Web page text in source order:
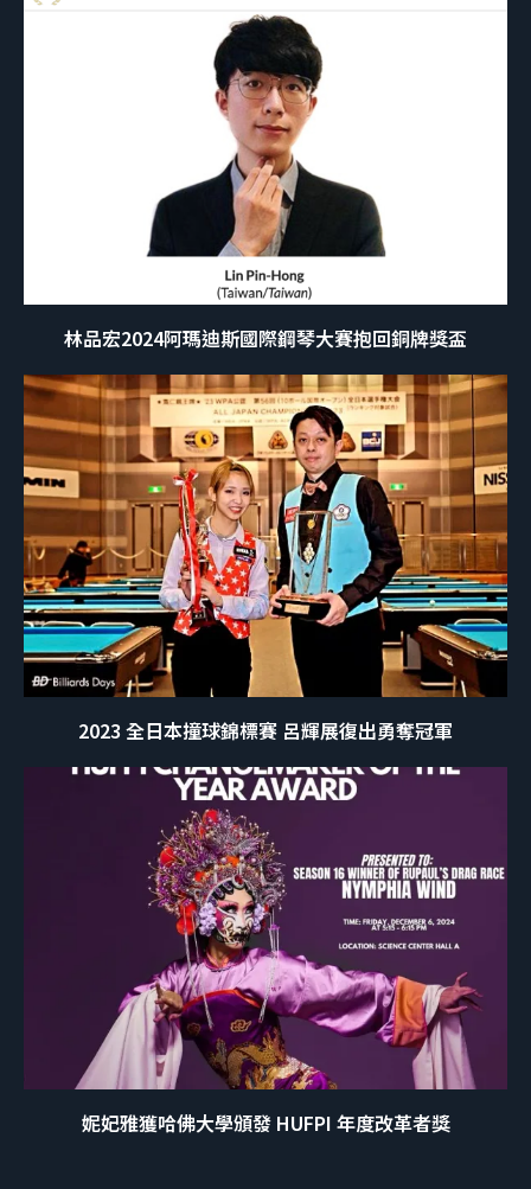
林品宏2024阿瑪迪斯國際鋼琴大賽抱回銅牌獎盃
2023 全日本撞球錦標賽 呂輝展復出勇奪冠軍
妮妃雅獲哈佛大學頒發 HUFPI 年度改革者獎